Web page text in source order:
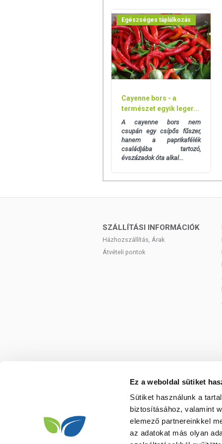
Ez a weboldal sütiket
Sütiket használunk a
biztosításához, valamint
elemező partnereinkkel
az adatokat más olyan
Egészséges táplálkozás
Cayenne bors - a
természet egyik leger...
A cayenne bors nem
csupán egy csípős fűszer,
hanem a paprikafélék
családjába tartozó,
évszázadok óta alkal...
SZÁLLÍTÁSI INFORMÁCIÓK
Házhozszállítás, Árak
Átvételi pontok